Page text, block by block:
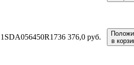
1SDA056450R1 736 376,0 руб.
в